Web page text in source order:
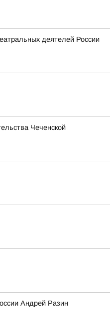
деятелей России
Чеченской
Андрей Разин